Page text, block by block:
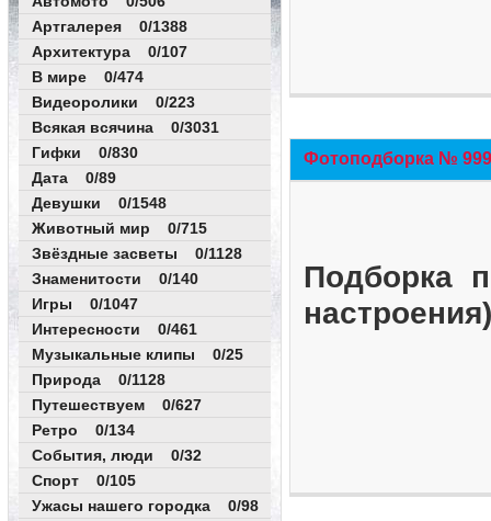
Артгалерея 0/1388
Архитектура 0/107
В мире 0/474
Видеоролики 0/223
Всякая всячина 0/3031
Гифки 0/830
Дата 0/89
Девушки 0/1548
Животный мир 0/715
Звёздные засветы 0/1128
Знаменитости 0/140
Игры 0/1047
Интересности 0/461
Музыкальные клипы 0/25
Природа 0/1128
Путешествуем 0/627
Ретро 0/134
События, люди 0/32
Спорт 0/105
Ужасы нашего городка 0/98
Фотоподборка №
Подборка